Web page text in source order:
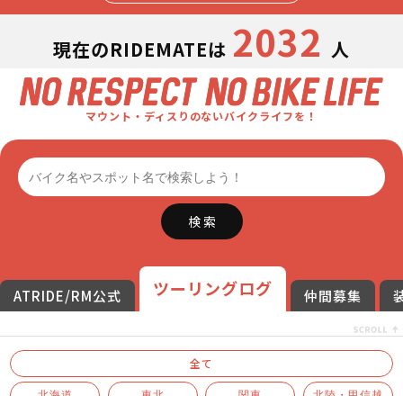
現在のRIDEMATEは 2032 人
マウント・ディスりのないバイクライフを！
検 索
ATRIDE/RM公式 ツーリングログ 仲間募集
全て